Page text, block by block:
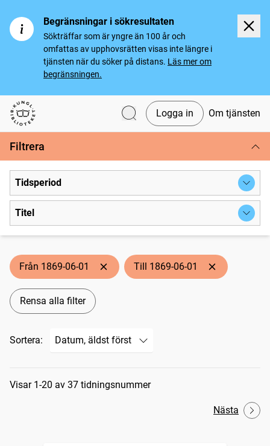
Begränsningar i sökresultaten
Sökträffar som är yngre än 100 år och
omfattas av upphovsrätten visas inte längre i
tjänsten när du söker på distans. Läs mer om
begränsningen.
Svenska tidningar
Logga in Om tjänsten
Filtrera
Tidsperiod
Titel
Från 1869-06-01 Till 1869-06-01
Rensa alla filter
Sortera:
Sökresultat
Visar 1-20 av 37 tidningsnummer
Nästa